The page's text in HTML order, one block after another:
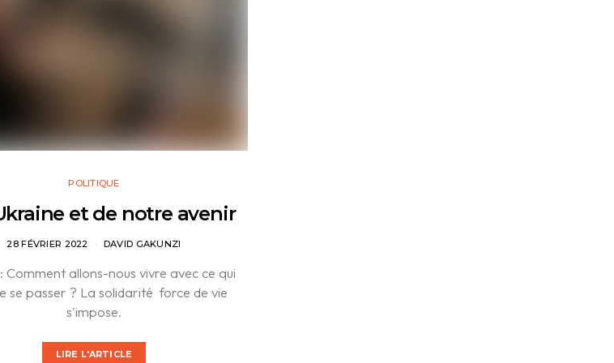
POLITIQUE
et de notre avenir
28 FÉVRIER 2022 DAVID GAKUNZI
Comment allons-nous vivre avec ce qui
se passer ? La solidarité force de vie
s'impose.
LIRE L'ARTICLE